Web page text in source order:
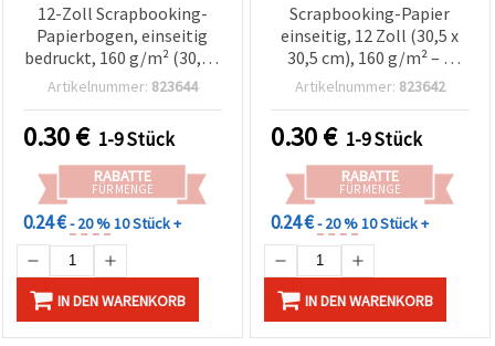
unserer
Partner für
Analyse
Marketing.
Sie können
alle
Cookies
akzeptieren,
ablehnen
oder Ihre
Auswahl in
Einstellungen
individuell
festlegen.
Einwilligung
12-Zoll Scrapbooking-
Papierbogen, einseitig
bedruckt, 160 g/m² (30,5 x
30,5 cm)
Artikelnummer: 823644
0.30€ 1-9 Stück
RABATTE
FÜR MENGE
0.24 €- 20 %10 Stück +
IN DEN WARENKORB
Scrapbooking-Papier
einseitig, 12 Zoll (30,5 x
30,5 cm), 160 g/m² – 1
Bogen
Artikelnummer: 823642
0.30€ 1-9 Stück
RABATTE
FÜR MENGE
0.24 €- 20 %10 Stück +
IN DEN WARENKORB